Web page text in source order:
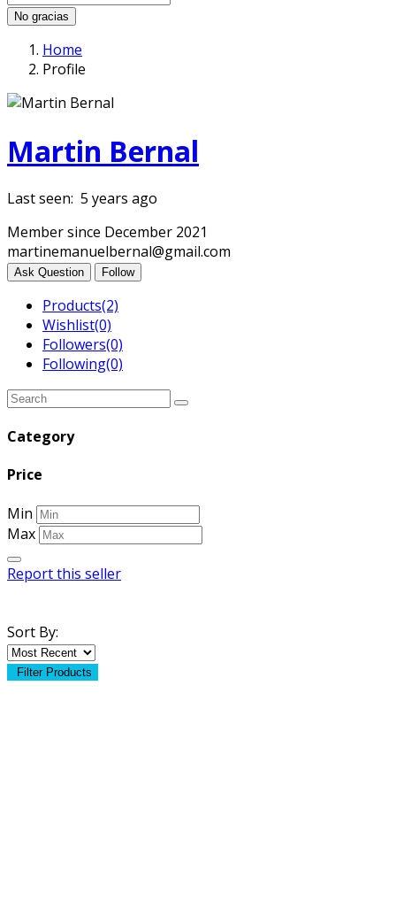
No gracias
Home
Profile
Martin Bernal
Last seen: 5 years ago
Member since December 2021
martinemanuelbernal@gmail.com
Ask Question Follow
Products(2)
Wishlist(0)
Followers(0)
Following(0)
Category
Price
Min
Max
Report this seller
Sort By:
Filter Products